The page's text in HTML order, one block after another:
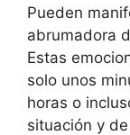
Pueden
abrumadora
Estas
solo unos
horas o
situación y